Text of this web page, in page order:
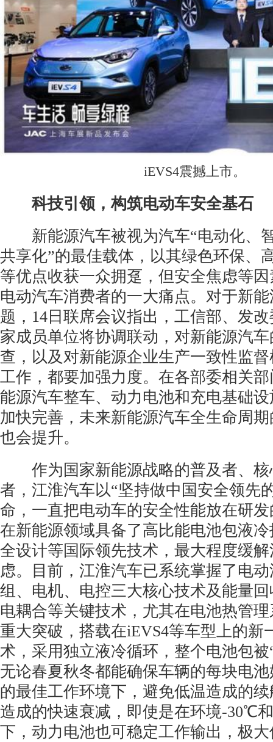
iEVS4震撼上市。
科技引领，构筑电动车安全基石
新能源汽车被视为汽车“电动化、
共享化”的最佳载体，以其绿色环保、
等优点收获一众拥趸，但安全焦虑等
电动汽车消费者的一大痛点。对于新
题，14日联席会议指出，工信部、发
家成员单位将协调联动，对新能源汽
查，以及对新能源企业生产一致性监
工作，都要加强力度。在各部委相关
能源汽车整车、动力电池和充电基础
加快完善，未来新能源汽车全生命周
也会提升。
作为国家新能源战略的普及者、核
者，江淮汽车以“坚持做中国安全领先
命，一直把电动车的安全性能放在研
在新能源领域具备了高比能电池包液
全设计等国际领先技术，最大程度缓
虑。目前，江淮汽车已系统掌握了电
组、电机、电控三大核心技术及能量
电耦合等关键技术，尤其在电池热管
重大突破，搭载在iEVS4等车型上的新
术，采用独立液冷循环，整个电池包被
无论春夏秋冬都能确保车辆的每块电
的最佳工作环境下，避免低温造成的
造成的快速衰减，即使是在环境-30℃
下，动力电池也可稳定工作输出，极